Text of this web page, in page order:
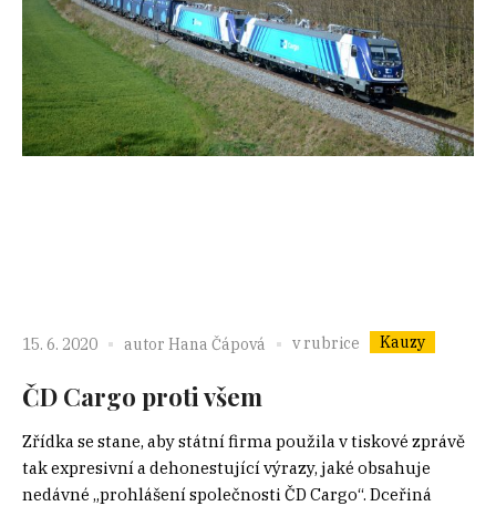
15. 6. 2020 autor Hana Čápová v rubrice Kauzy
ČD Cargo proti všem
Zřídka se stane, aby státní firma použila v tiskové zprávě
tak expresivní a dehonestující výrazy, jaké obsahuje
nedávné „prohlášení společnosti ČD Cargo“. Dceřiná